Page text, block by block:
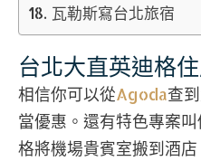
瓦勒斯寫台北旅宿
台北大直英迪格
相信你可以從Agoda查
當優惠。還有特色專案
格將機場貴賓室搬到酒